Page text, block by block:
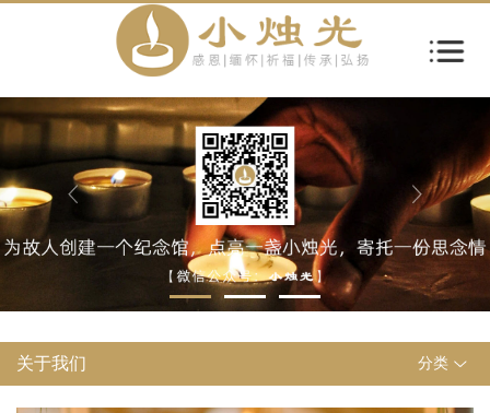
关于我们 分类